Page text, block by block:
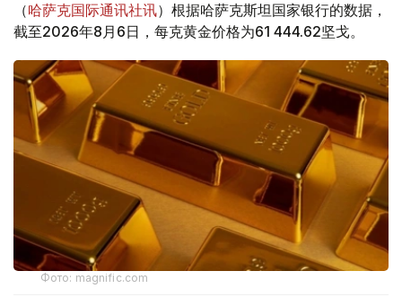
（哈萨克国际通讯社讯）根据哈萨克斯坦国家银行的数据，
截至2026年8月6日，每克黄金价格为61 444.62坚戈。
Фото: magnific.com